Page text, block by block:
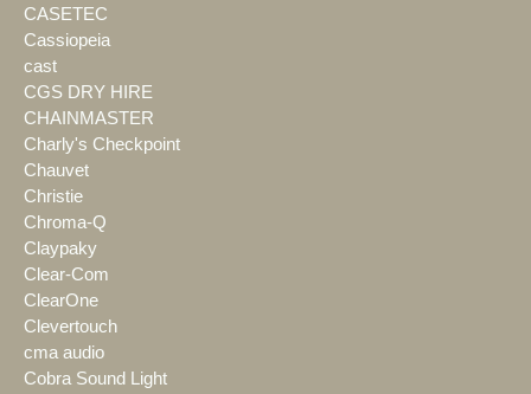
CASETEC
Cassiopeia
cast
CGS DRY HIRE
CHAINMASTER
Charly's Checkpoint
Chauvet
Christie
Chroma-Q
Claypaky
Clear-Com
ClearOne
Clevertouch
cma audio
Cobra Sound Light